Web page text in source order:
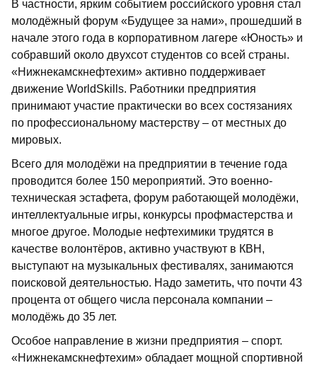
В частности, ярким событием российского уровня стал
молодёжный форум «Будущее за нами», прошедший в
начале этого года в корпоративном лагере «Юность» и
собравший около двухсот студентов со всей страны.
«Нижнекамскнефтехим» активно поддерживает
движение WorldSkills. Работники предприятия
принимают участие практически во всех состязаниях
по профессиональному мастерству – от местных до
мировых.
Всего для молодёжи на предприятии в течение года
проводится более 150 мероприятий. Это военно-
техническая эстафета, форум работающей молодёжи,
интеллектуальные игры, конкурсы профмастерства и
многое другое. Молодые нефтехимики трудятся в
качестве волонтёров, активно участвуют в КВН,
выступают на музыкальных фестивалях, занимаются
поисковой деятельностью. Надо заметить, что почти 43
процента от общего числа персонала компании –
молодёжь до 35 лет.
Особое направление в жизни предприятия – спорт.
«Нижнекамскнефтехим» обладает мощной спортивной